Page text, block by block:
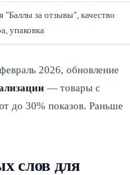
"Баллы за отзывы", качество
упаковка
2026, обновление
— товары с
до 30% показов. Раньше
слов для